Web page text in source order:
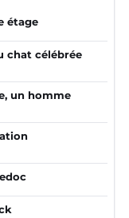
étage
chat célébrée
un homme